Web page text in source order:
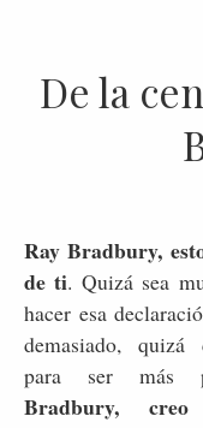
De la
Ray Bradbury,
de ti. Quizá sea
hacer esa
demasiado, quizá
para ser más
Bradbury,